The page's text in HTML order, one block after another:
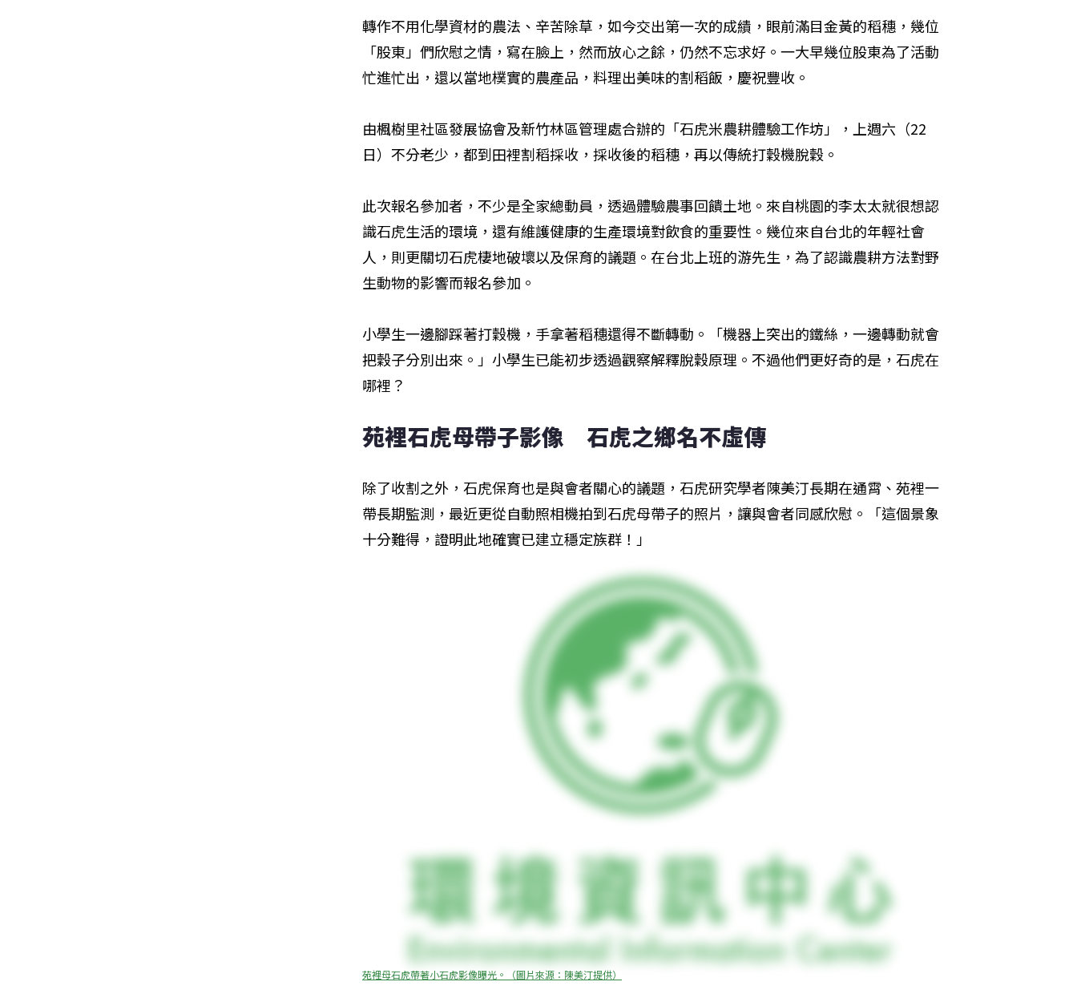
轉作不用化學資材的農法、辛苦除草，如今交出第一次的成績，眼前滿目金黃的稻穗，幾位
「股東」們欣慰之情，寫在臉上，然而放心之餘，仍然不忘求好。一大早幾位股東為了活動
忙進忙出，還以當地樸實的農產品，料理出美味的割稻飯，慶祝豐收。
由楓樹里社區發展協會及新竹林區管理處合辦的「石虎米農耕體驗工作坊」，上週六（22
日）不分老少，都到田裡割稻採收，採收後的稻穗，再以傳統打穀機脫穀。
此次報名參加者，不少是全家總動員，透過體驗農事回饋土地。來自桃園的李太太就很想認
識石虎生活的環境，還有維護健康的生產環境對飲食的重要性。幾位來自台北的年輕社會
人，則更關切石虎棲地破壞以及保育的議題。在台北上班的游先生，為了認識農耕方法對野
生動物的影響而報名參加。
小學生一邊腳踩著打穀機，手拿著稻穗還得不斷轉動。「機器上突出的鐵絲，一邊轉動就會
把穀子分別出來。」小學生已能初步透過觀察解釋脫穀原理。不過他們更好奇的是，石虎在
哪裡？
苑裡石虎母帶子影像　石虎之鄉名不虛傳
除了收割之外，石虎保育也是與會者關心的議題，石虎研究學者陳美汀長期在通霄、苑裡一
帶長期監測，最近更從自動照相機拍到石虎母帶子的照片，讓與會者同感欣慰。「這個景象
十分難得，證明此地確實已建立穩定族群！」
苑裡母石虎帶著小石虎影像曝光。（圖片來源：陳美汀提供）